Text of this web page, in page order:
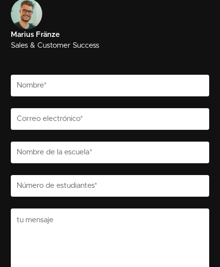
Marius Fränze
Sales & Customer Success